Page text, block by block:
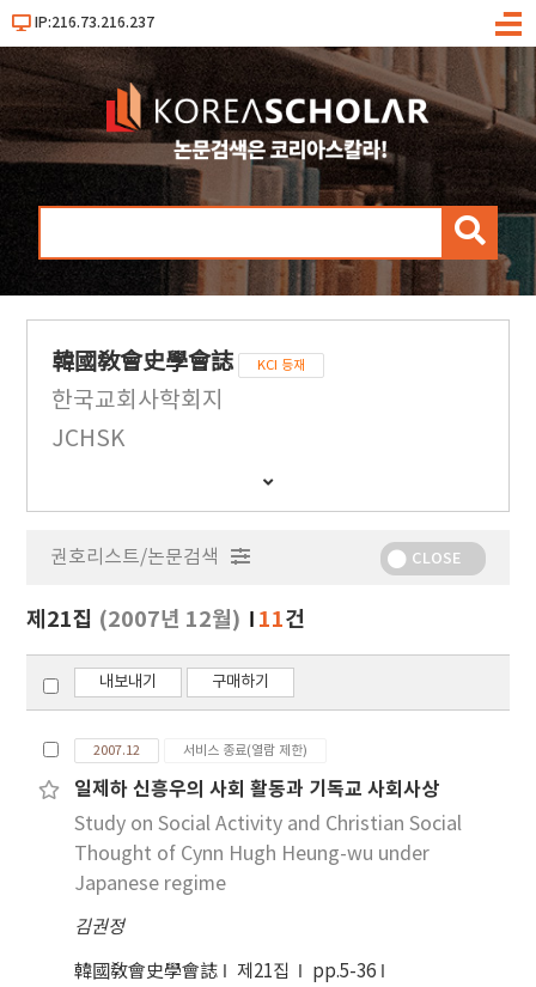
IP:216.73.216.237
메
검
韓國敎會史學會誌 KCI 등재
한국교회사학회지
JCHSK
간
행
보
기
권호리스트/논문검색 CLOSE
제21집 (2007년 12월) 11건
내보내기 구매하기
2007.12 서비스 종료(열람 제한)
일제하 신흥우의 사회 활동과 기독교 사회사상
Study on Social Activity and Christian Social
Thought of Cynn Hugh Heung-wu under
Japanese regime
김권정
韓國敎會史學會誌 제21집
pp.5-36